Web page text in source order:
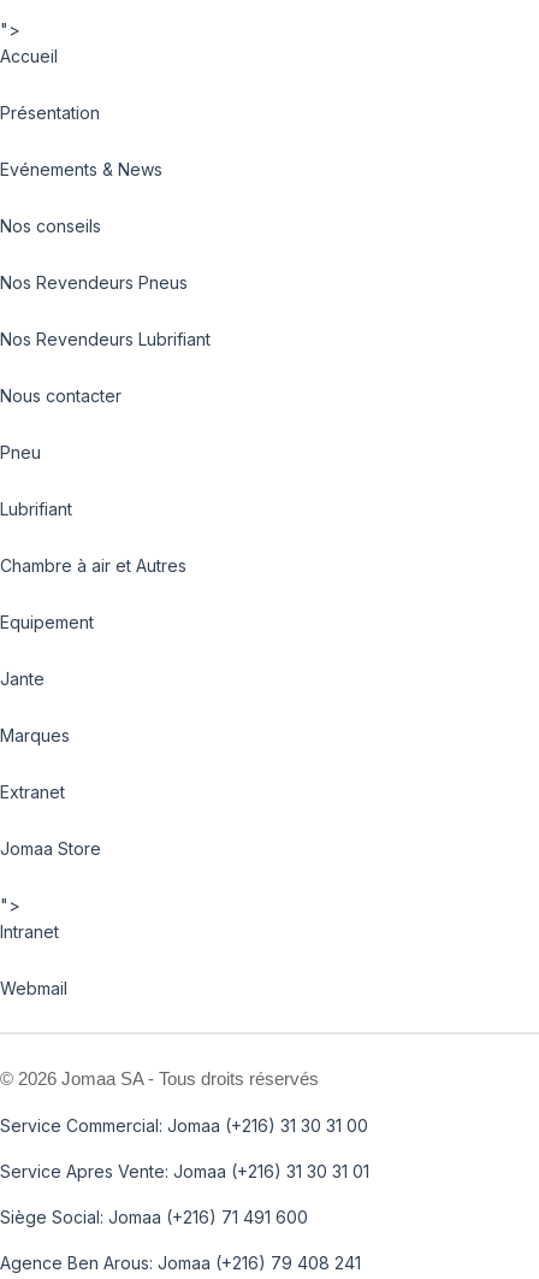
">
Accueil
Présentation
Evénements & News
Nos conseils
Nos Revendeurs Pneus
Nos Revendeurs Lubrifiant
Nous contacter
Pneu
Lubrifiant
Chambre à air et Autres
Equipement
Jante
Marques
Extranet
Jomaa Store
">
Intranet
Webmail
© 2026 Jomaa SA - Tous droits réservés
Service Commercial: Jomaa (+216) 31 30 31 00
Service Apres Vente: Jomaa (+216) 31 30 31 01
Siège Social: Jomaa (+216) 71 491 600
Agence Ben Arous: Jomaa (+216) 79 408 241